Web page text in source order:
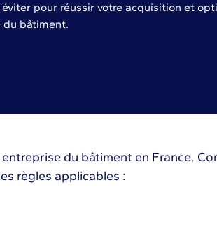
pour réussir votre acquisition et
du bâtiment.
du bâtiment en France.
règles applicables :